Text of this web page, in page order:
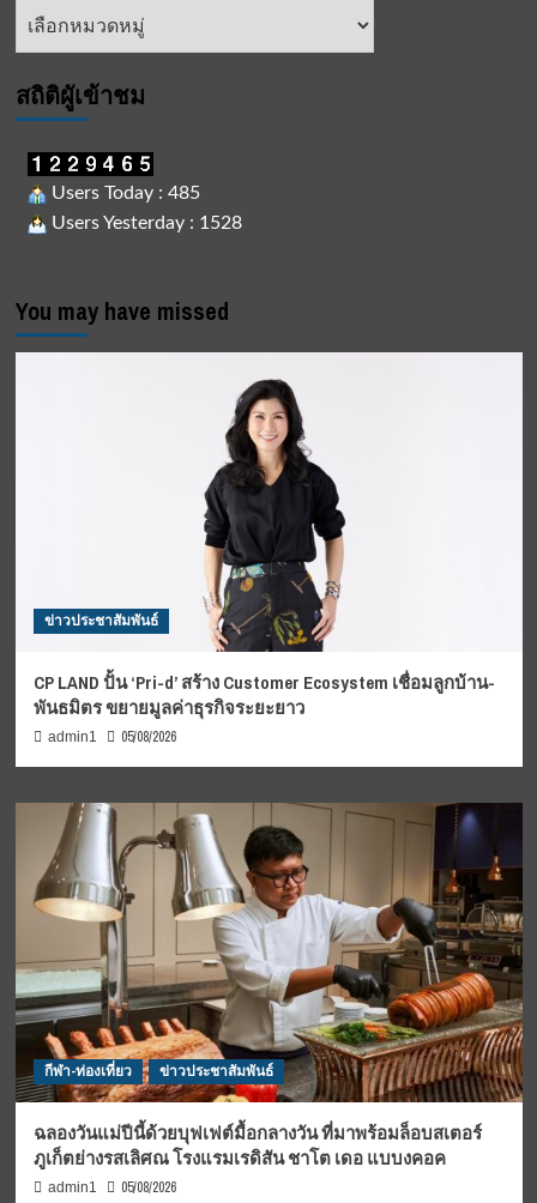
หัวข้อ
สถิติผูัเข้าชม
Users Today : 485
Users Yesterday : 1528
You may have missed
ข่าวประชาสัมพันธ์
CP LAND ปั้น ‘Pri-d’ สร้าง Customer Ecosystem เชื่อมลูกบ้าน-
พันธมิตร ขยายมูลค่าธุรกิจระยะยาว
admin1 05/08/2026
กีฬา-ท่องเที่ยว ข่าวประชาสัมพันธ์
ฉลองวันแม่ปีนี้ด้วยบุฟเฟต์มื้อกลางวัน ที่มาพร้อมล็อบสเตอร์
ภูเก็ตย่างรสเลิศณ โรงแรมเรดิสัน ชาโต เดอ แบบงคอค
admin1 05/08/2026